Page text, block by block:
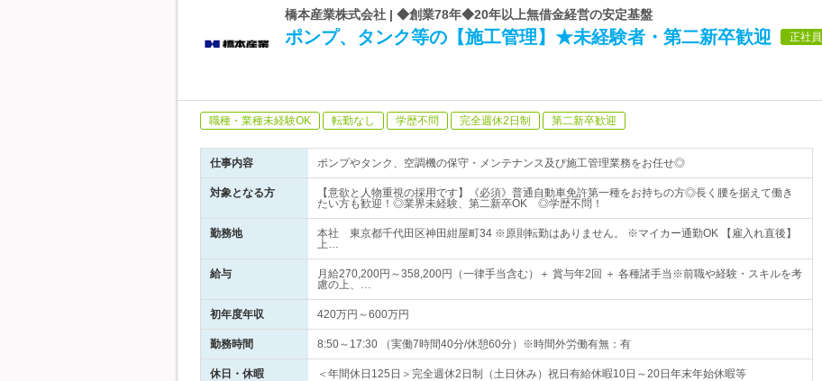
橋本産業株式会社 | ◆創業78年◆20年以上無借金経営の安定基盤
ポンプ、タンク等の【施工管理】★未経験者・第二新卒歓迎 正社員
職種・業種未経験OK 転勤なし 学歴不問 完全週休2日制 第二新卒歓迎
仕事内容 ポンプやタンク、空調機の保守・メンテナンス及び施工管理業務をお任せ◎
対象となる方
【意欲と人物重視の採用です】《必須》普通自動車免許第一種をお持ちの方◎長く腰を据えて働き
たい方も歓迎！◎業界未経験、第二新卒OK ◎学歴不問！
勤務地
本社 東京都千代田区神田紺屋町34 ※原則転勤はありません。 ※マイカー通勤OK 【雇入れ直後】
上…
給与
月給270,200円～358,200円（一律手当含む）＋ 賞与年2回 ＋ 各種諸手当※前職や経験・スキルを考
慮の上、…
初年度年収 420万円～600万円
勤務時間 8:50～17:30 （実働7時間40分/休憩60分）※時間外労働有無：有
休日・休暇 ＜年間休日125日＞完全週休2日制（土日休み）祝日有給休暇10日～20日年末年始休暇等